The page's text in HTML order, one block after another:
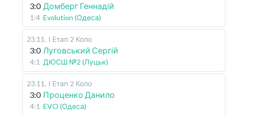
3:0 Домберг Геннадій
1:4 Evolution (Одеса)
23.11 . I Етап 2 Коло
3:0 Луговський Сергій
4:1 ДЮСШ №2 (Луцьк)
23.11 . I Етап 2 Коло
3:0 Проценко Данило
4:1 EVO (Одеса)